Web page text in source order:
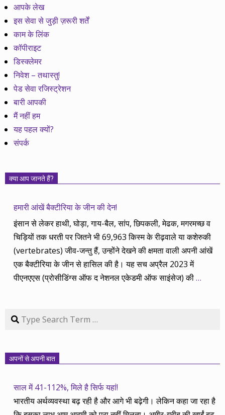
आपके लेख
इस सेवा से जुड़ी ज़रूरी शर्तें
काम के लिंक
कॉपीराइट
डिस्क्लेमर
निवेश – तथास्तु!
पेड सेवा रजिस्ट्रेशन
बारी आपकी
मैं नहीं हम
यह पहल क्यों?
संपर्क
क्या आप जानते हैं?
हमारी आंखें बैक्टीरिया के जीन की देन!
इंसान से लेकर हाथी, घोड़ा, गाय-बैल, सांप, छिपकली, मेढक, मगरमच्छ व
चिड़ियों तक धरती पर जितने भी 69,963 किस्म के रीढ़वाले या कशेरुकी
(vertebrates) जीव-जन्तु हैं, उन्होंने देखने की क्षमता वाली अपनी आंखें
एक बैक्टीरिया के जीन से हासिल की है। यह सच अप्रैल 2023 में
पीएनएएस (प्रोसीडिंग्स ऑफ द नेशनल एकेडमी ऑफ साइंसेज) की…
Search
अपनों से अपनी बात
साल में 41-112%, मिले है सिर्फ यहां!
भारतीय अर्थव्यवस्था बढ़ रही है और आगे भी बढ़ेगी। लेकिन कहा जा रहा है